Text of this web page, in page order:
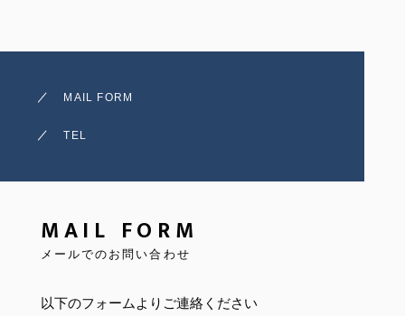
MAIL FORM
TEL
MAIL FORM
メールでのお問い合わせ
以下のフォームよりご連絡ください